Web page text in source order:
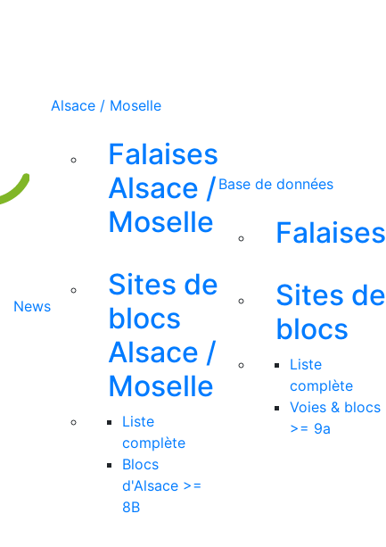
News
Alsace / Moselle
Falaises
Alsace /
Moselle
Sites de
blocs
Alsace /
Moselle
Liste
complète
Blocs
d'Alsace >=
8B
Base de données
Falaises
Sites de
blocs
Liste
complète
Voies & blocs
>= 9a